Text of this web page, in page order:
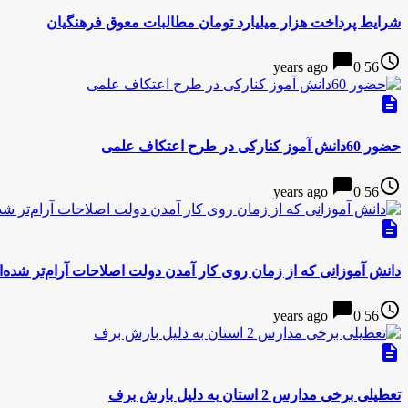
شرایط پرداخت هزار میلیارد تومان مطالبات معوق فرهنگیان
access_time
56 years ago
chat_bubble0
description
حضور 60دانش آموز کنارکی در طرح اعتکاف علمی
access_time
56 years ago
chat_bubble0
description
دانش آموزانی که از زمان روی کار آمدن دولت اصلاحات آرام‌تر
access_time
56 years ago
chat_bubble0
description
تعطیلی برخی مدارس 2 استان به دلیل بارش برف